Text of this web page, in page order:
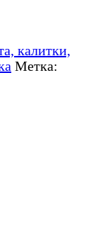
калитки,
Метка: